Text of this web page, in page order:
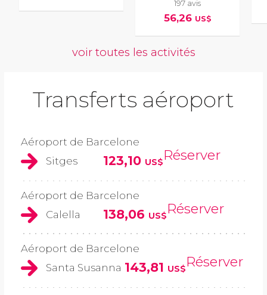
197 avis
56,26 US$
voir toutes les activités
Transferts aéroport
Aéroport de Barcelone
Sitges
123,10 US$Réserver
Aéroport de Barcelone
Calella
138,06 US$Réserver
Aéroport de Barcelone
Santa Susanna 143,81 US$Réserver